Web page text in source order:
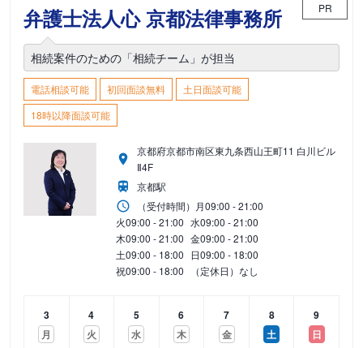
弁護士法人心 京都法律事務所 PR
相続案件のための「相続チーム」が担当
電話相談可能 初回面談無料
土日面談可能
18時以降面談可能
京都府京都市南区東九条西山王町11 白川ビル
Ⅱ4F
京都駅
（受付時間） 月09:00 - 21:00
火09:00 - 21:00 水09:00 - 21:00
木09:00 - 21:00 金09:00 - 21:00
土09:00 - 18:00 日09:00 - 18:00
祝09:00 - 18:00 （定休日）なし
3
月
4
火
5
水
6
木
7
金
8
土
9
日